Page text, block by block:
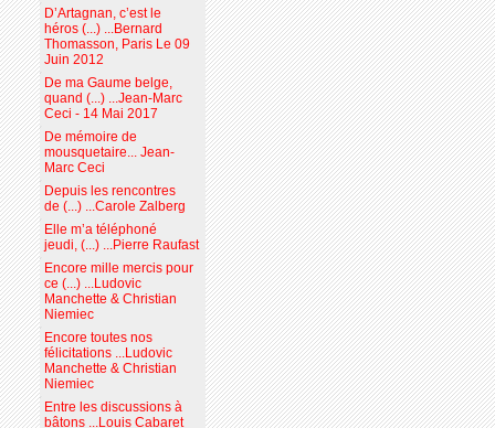
D’Artagnan, c’est le
héros (...) ...Bernard
Thomasson, Paris Le 09
Juin 2012
De ma Gaume belge,
quand (...) ...Jean-Marc
Ceci - 14 Mai 2017
De mémoire de
mousquetaire... Jean-
Marc Ceci
Depuis les rencontres
de (...) ...Carole Zalberg
Elle m’a téléphoné
jeudi, (...) ...Pierre Raufast
Encore mille mercis pour
ce (...) ...Ludovic
Manchette & Christian
Niemiec
Encore toutes nos
félicitations ...Ludovic
Manchette & Christian
Niemiec
Entre les discussions à
bâtons ...Louis Cabaret